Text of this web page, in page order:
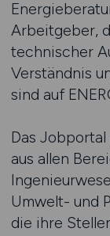
Arbeitgeber,
technischer
Verständnis
sind auf
Das
aus allen
Umwelt- und
die ihre